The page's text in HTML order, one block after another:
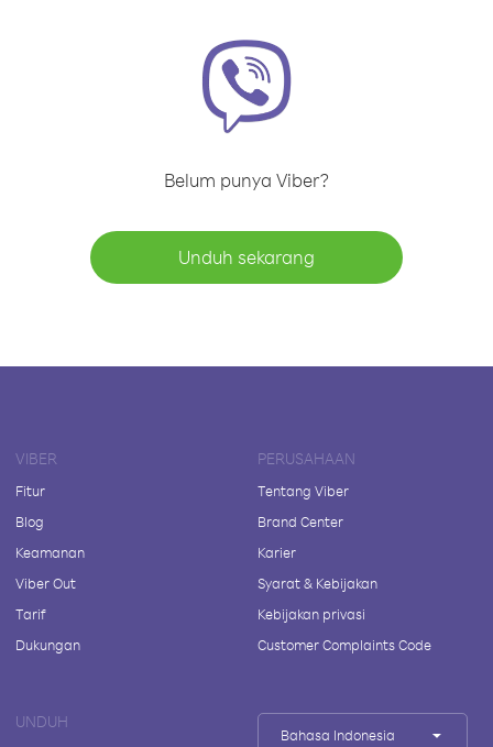
Belum punya Viber?
Unduh sekarang
VIBER
Fitur
Blog
Keamanan
Viber Out
Tarif
Dukungan
PERUSAHAAN
Tentang Viber
Brand Center
Karier
Syarat & Kebijakan
Kebijakan privasi
Customer Complaints Code
UNDUH
Bahasa Indonesia